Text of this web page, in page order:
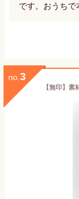
です。おうちで
no. 3